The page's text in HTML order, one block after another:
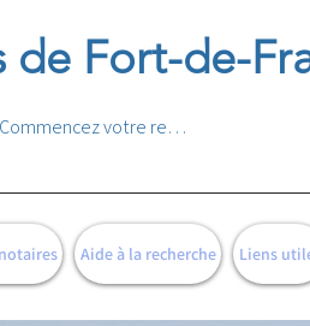
de Fort-de-
Aide à la recherche Liens